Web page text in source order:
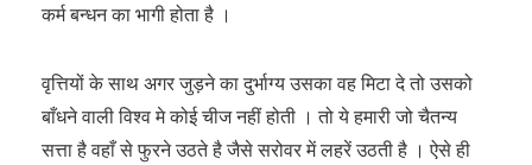
कर्म बन्धन का भागी होता है ।
वृत्तियों के साथ अगर जुड़ने का दुर्भाग्य उसका वह मिटा दे तो उसको
बाँधने वाली विश्व मे कोई चीज नहीं होती । तो ये हमारी जो चैतन्य
सत्ता है वहाँ से फुरने उठते है जैसे सरोवर में लहरें उठती है । ऐसे ही